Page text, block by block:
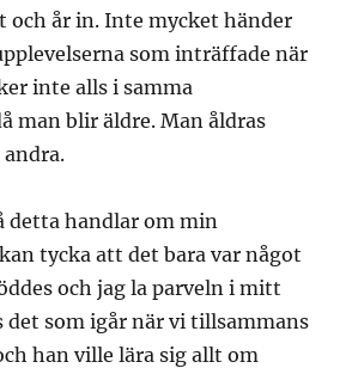
och år in. Inte mycket händer
som inträffade när
inte alls i samma
man blir äldre. Man åldras
detta handlar om min
tycka att det bara var något
och jag la parveln i mitt
det som igår när vi tillsammans
han ville lära sig allt om